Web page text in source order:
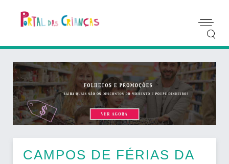
CAMPOS DE FÉRIAS DA